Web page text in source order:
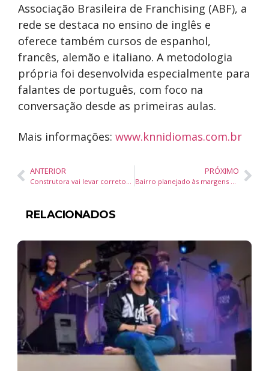
Associação Brasileira de Franchising (ABF), a
rede se destaca no ensino de inglês e
oferece também cursos de espanhol,
francês, alemão e italiano. A metodologia
própria foi desenvolvida especialmente para
falantes de português, com foco na
conversação desde as primeiras aulas.
Mais informações: www.knnidiomas.com.br
ANTERIOR PRÓXIMO
RELACIONADOS